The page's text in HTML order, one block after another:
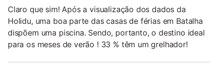
Claro que sim! Após a visualização dos dados da
Holidu, uma boa parte das casas de férias em Batalha
dispõem uma piscina. Sendo, portanto, o destino ideal
para os meses de verão ! 33 % têm um grelhador!